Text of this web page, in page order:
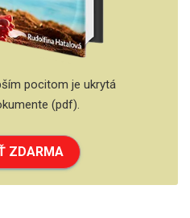
pocitom je ukrytá
(pdf).
ZDARMA